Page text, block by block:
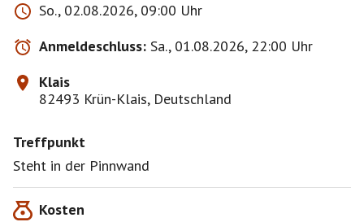
Zum Schluss kehren wir in Mittenwald beim
Postkeller, Innsbrucker Str. 13, 82481 Mittenwald ein,
wo ich Plätze reserviert habe, bitte nur anmelden. wer
in die Gaststätte mitgehen wil
Eine Haftung bei dieser Wanderung übernehme ich
So., 02.08.2026, 09:00 Uhr
Anmeldeschluss: Sa., 01.08.2026, 22:00 Uhr
Klais
82493 Krün-Klais, Deutschland
Treffpunkt
Steht in der Pinnwand
Kosten